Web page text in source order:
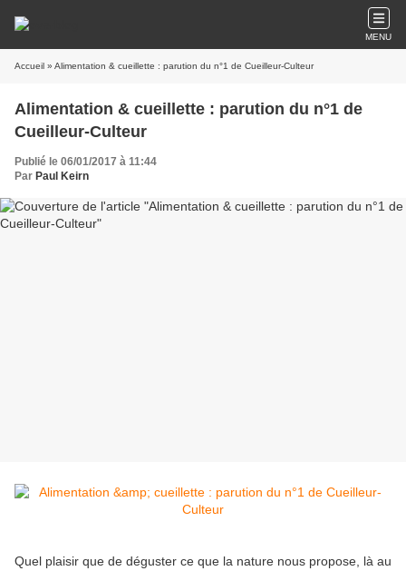
MENU
Accueil » Alimentation & cueillette : parution du n°1 de Cueilleur-Culteur
Alimentation & cueillette : parution du n°1 de
Cueilleur-Culteur
Publié le 06/01/2017 à 11:44
Par Paul Keirn
Quel plaisir que de déguster ce que la nature nous propose, là au